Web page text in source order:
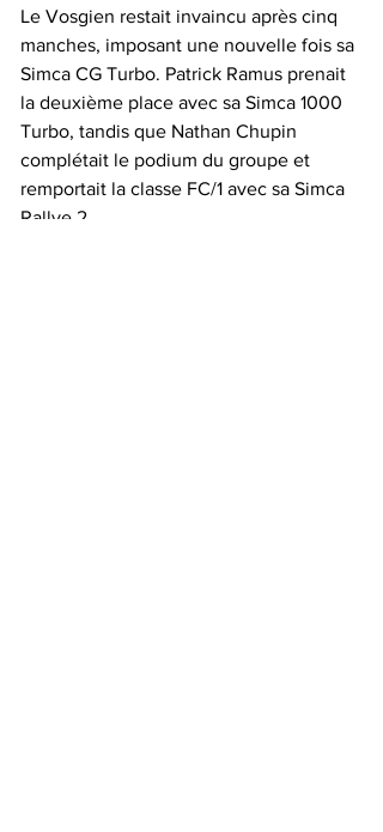
Le Vosgien restait invaincu après cinq
manches, imposant une nouvelle fois sa
Simca CG Turbo. Patrick Ramus prenait
la deuxième place avec sa Simca 1000
Turbo, tandis que Nathan Chupin
complétait le podium du groupe et
remportait la classe FC/1 avec sa Simca
Rallye 2.